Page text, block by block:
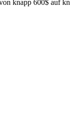
600$ auf